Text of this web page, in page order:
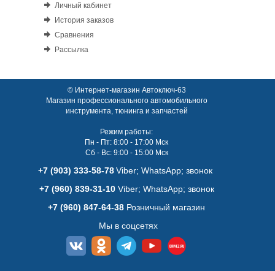
Личный кабинет
История заказов
Сравнения
Рассылка
© Интернет-магазин Автоключ-63
Магазин профессионального автомобильного
инструмента, тюнинга и запчастей
Режим работы:
Пн - Пт: 8:00 - 17:00 Мск
Сб - Вс: 9:00 - 15:00 Мск
+7 (903) 333-58-78 Viber; WhatsАpp; звонок
+7 (960) 839-31-10Viber; WhatsАpp; звонок
+7 (960) 847-64-38 Розничный магазин
Мы в соцсетях